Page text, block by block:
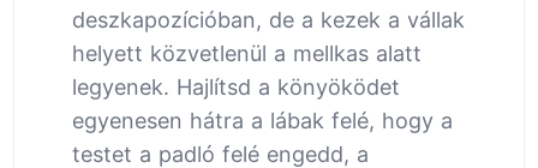
deszkapozícióban, de a kezek a vállak
helyett közvetlenül a mellkas alatt
legyenek. Hajlítsd a könyöködet
egyenesen hátra a lábak felé, hogy a
testet a padló felé engedd, a